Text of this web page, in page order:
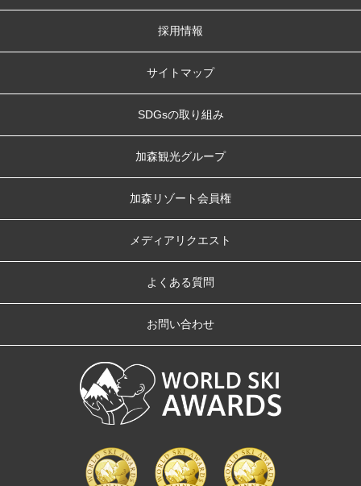
採用情報
サイトマップ
SDGsの取り組み
加森観光グループ
加森リゾート会員権
メディアリクエスト
よくある質問
お問い合わせ